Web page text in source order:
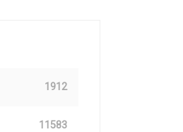
1912
11583